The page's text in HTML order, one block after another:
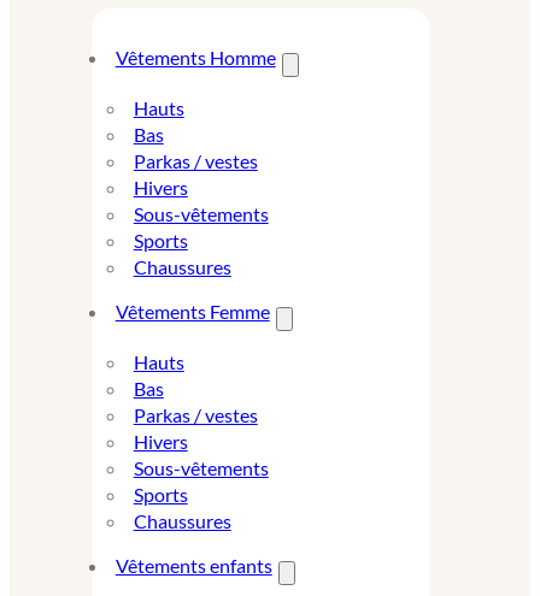
Vêtements Homme
Hauts
Bas
Parkas / vestes
Hivers
Sous-vêtements
Sports
Chaussures
Vêtements Femme
Hauts
Bas
Parkas / vestes
Hivers
Sous-vêtements
Sports
Chaussures
Vêtements enfants